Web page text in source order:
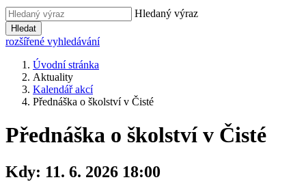
Hledaný výraz
Hledat
rozšířené vyhledávání
Úvodní stránka
Aktuality
Kalendář akcí
Přednáška o školství v Čisté
Přednáška o školství v Čisté
Kdy: 11. 6. 2026 18:00